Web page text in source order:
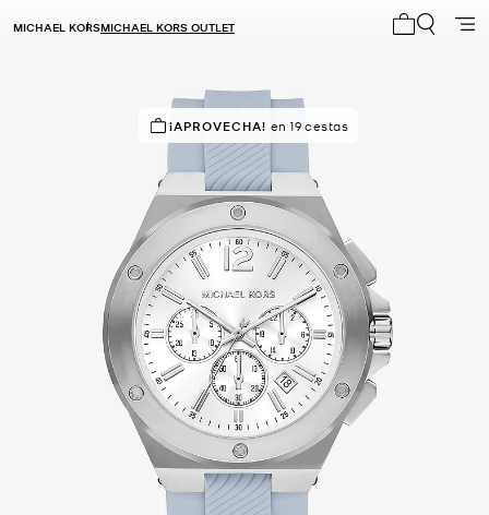
MICHAEL KORSMICHAEL KORS OUTLET
¡SOLICITADOS!8 vendidos
¡APROVECHA! en 19 cestas